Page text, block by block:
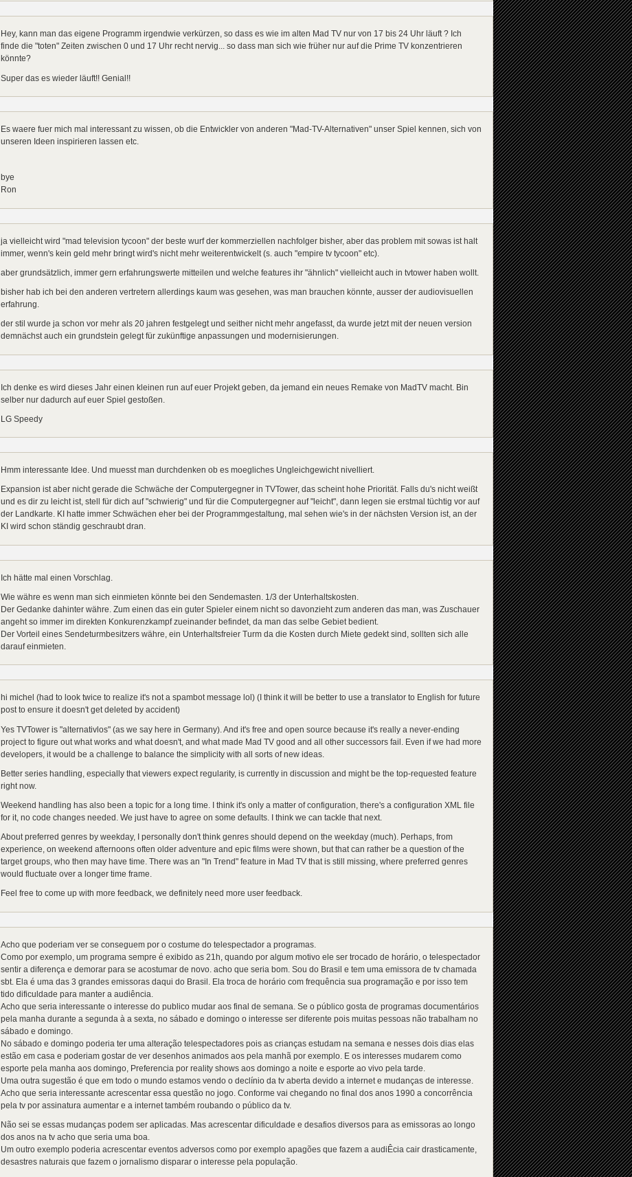
Hey, kann man das eigene Programm irgendwie verkürzen, so dass es wie im alten Mad TV nur von 17 bis 24 Uhr läuft ? Ich
finde die "toten" Zeiten zwischen 0 und 17 Uhr recht nervig... so dass man sich wie früher nur auf die Prime TV konzentrieren
könnte?
Super das es wieder läuft!! Genial!!
Es waere fuer mich mal interessant zu wissen, ob die Entwickler von anderen "Mad-TV-Alternativen" unser Spiel kennen, sich von
unseren Ideen inspirieren lassen etc.
bye
Ron
ja vielleicht wird "mad television tycoon" der beste wurf der kommerziellen nachfolger bisher, aber das problem mit sowas ist halt
immer, wenn's kein geld mehr bringt wird's nicht mehr weiterentwickelt (s. auch "empire tv tycoon" etc).
aber grundsätzlich, immer gern erfahrungswerte mitteilen und welche features ihr "ähnlich" vielleicht auch in tvtower haben wollt.
bisher hab ich bei den anderen vertretern allerdings kaum was gesehen, was man brauchen könnte, ausser der audiovisuellen
erfahrung.
der stil wurde ja schon vor mehr als 20 jahren festgelegt und seither nicht mehr angefasst, da wurde jetzt mit der neuen version
demnächst auch ein grundstein gelegt für zukünftige anpassungen und modernisierungen.
Ich denke es wird dieses Jahr einen kleinen run auf euer Projekt geben, da jemand ein neues Remake von MadTV macht. Bin
selber nur dadurch auf euer Spiel gestoßen.
LG Speedy
Hmm interessante Idee. Und muesst man durchdenken ob es moegliches Ungleichgewicht nivelliert.
Expansion ist aber nicht gerade die Schwäche der Computergegner in TVTower, das scheint hohe Priorität. Falls du's nicht weißt
und es dir zu leicht ist, stell für dich auf "schwierig" und für die Computergegner auf "leicht", dann legen sie erstmal tüchtig vor auf
der Landkarte. KI hatte immer Schwächen eher bei der Programmgestaltung, mal sehen wie's in der nächsten Version ist, an der
KI wird schon ständig geschraubt dran.
Ich hätte mal einen Vorschlag.
Wie währe es wenn man sich einmieten könnte bei den Sendemasten. 1/3 der Unterhaltskosten.
Der Gedanke dahinter währe. Zum einen das ein guter Spieler einem nicht so davonzieht zum anderen das man, was Zuschauer
angeht so immer im direkten Konkurenzkampf zueinander befindet, da man das selbe Gebiet bedient.
Der Vorteil eines Sendeturmbesitzers währe, ein Unterhaltsfreier Turm da die Kosten durch Miete gedekt sind, sollten sich alle
darauf einmieten.
hi michel (had to look twice to realize it's not a spambot message lol) (I think it will be better to use a translator to English for future
post to ensure it doesn't get deleted by accident)
Yes TVTower is "alternativlos" (as we say here in Germany). And it's free and open source because it's really a never-ending
project to figure out what works and what doesn't, and what made Mad TV good and all other successors fail. Even if we had more
developers, it would be a challenge to balance the simplicity with all sorts of new ideas.
Better series handling, especially that viewers expect regularity, is currently in discussion and might be the top-requested feature
right now.
Weekend handling has also been a topic for a long time. I think it's only a matter of configuration, there's a configuration XML file
for it, no code changes needed. We just have to agree on some defaults. I think we can tackle that next.
About preferred genres by weekday, I personally don't think genres should depend on the weekday (much). Perhaps, from
experience, on weekend afternoons often older adventure and epic films were shown, but that can rather be a question of the
target groups, who then may have time. There was an "In Trend" feature in Mad TV that is still missing, where preferred genres
would fluctuate over a longer time frame.
Feel free to come up with more feedback, we definitely need more user feedback.
Acho que poderiam ver se conseguem por o costume do telespectador a programas.
Como por exemplo, um programa sempre é exibido as 21h, quando por algum motivo ele ser trocado de horário, o telespectador
sentir a diferença e demorar para se acostumar de novo. acho que seria bom. Sou do Brasil e tem uma emissora de tv chamada
sbt. Ela é uma das 3 grandes emissoras daqui do Brasil. Ela troca de horário com frequência sua programação e por isso tem
tido dificuldade para manter a audiência.
Acho que seria interessante o interesse do publico mudar aos final de semana. Se o público gosta de programas documentários
pela manha durante a segunda à a sexta, no sábado e domingo o interesse ser diferente pois muitas pessoas não trabalham no
sábado e domingo.
No sábado e domingo poderia ter uma alteração telespectadores pois as crianças estudam na semana e nesses dois dias elas
estão em casa e poderiam gostar de ver desenhos animados aos pela manhã por exemplo. E os interesses mudarem como
esporte pela manha aos domingo, Preferencia por reality shows aos domingo a noite e esporte ao vivo pela tarde.
Uma outra sugestão é que em todo o mundo estamos vendo o declínio da tv aberta devido a internet e mudanças de interesse.
Acho que seria interessante acrescentar essa questão no jogo. Conforme vai chegando no final dos anos 1990 a concorrência
pela tv por assinatura aumentar e a internet também roubando o público da tv.
Não sei se essas mudanças podem ser aplicadas. Mas acrescentar dificuldade e desafios diversos para as emissoras ao longo
dos anos na tv acho que seria uma boa.
Um outro exemplo poderia acrescentar eventos adversos como por exemplo apagões que fazem a audiÊcia cair drasticamente,
desastres naturais que fazem o jornalismo disparar o interesse pela população.